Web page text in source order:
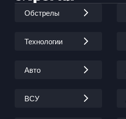
Обстрелы
Технологии
Авто
ВСУ